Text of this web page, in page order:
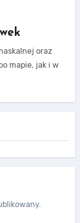
oraz
mapie, jak i w